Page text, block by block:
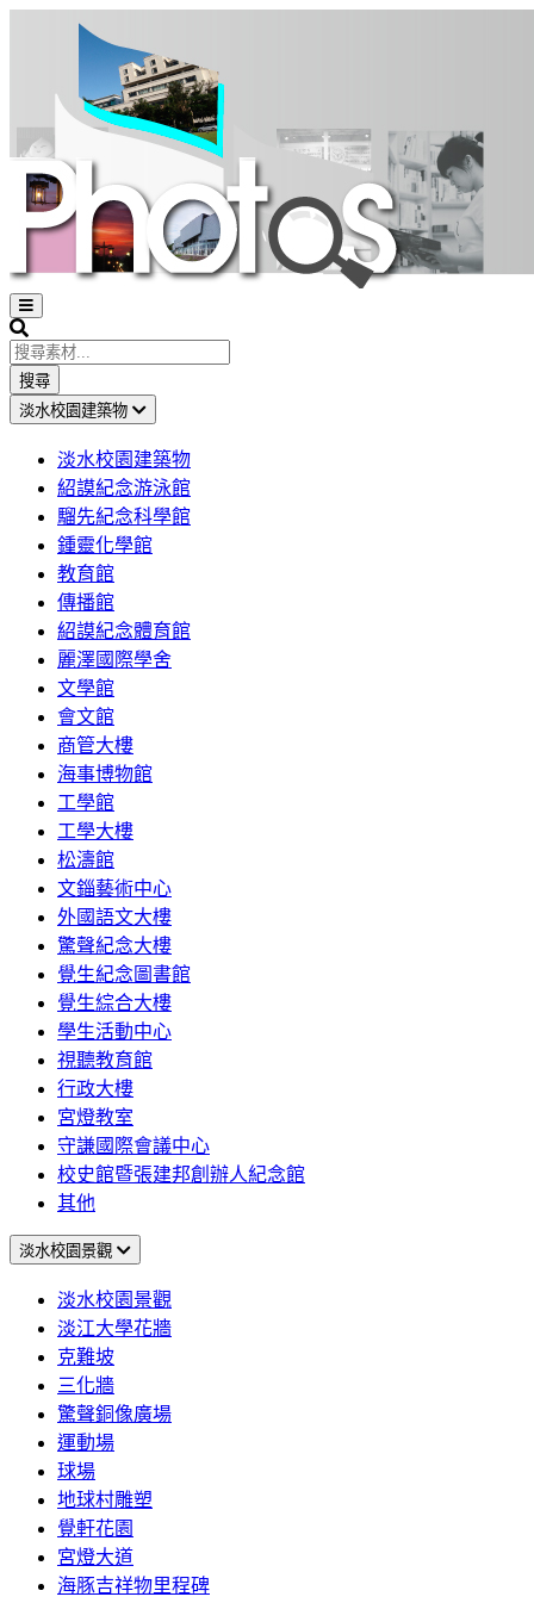
Open
sidebar
Search
搜尋
淡水校園建築物
淡水校園建築物
紹謨紀念游泳館
騮先紀念科學館
鍾靈化學館
教育館
傳播館
紹謨紀念體育館
麗澤國際學舍
文學館
會文館
商管大樓
海事博物館
工學館
工學大樓
松濤館
文錙藝術中心
外國語文大樓
驚聲紀念大樓
覺生紀念圖書館
覺生綜合大樓
學生活動中心
視聽教育館
行政大樓
宮燈教室
守謙國際會議中心
校史館暨張建邦創辦人紀念館
其他
淡水校園景觀
淡水校園景觀
淡江大學花牆
克難坡
三化牆
驚聲銅像廣場
運動場
球場
地球村雕塑
覺軒花園
宮燈大道
海豚吉祥物里程碑